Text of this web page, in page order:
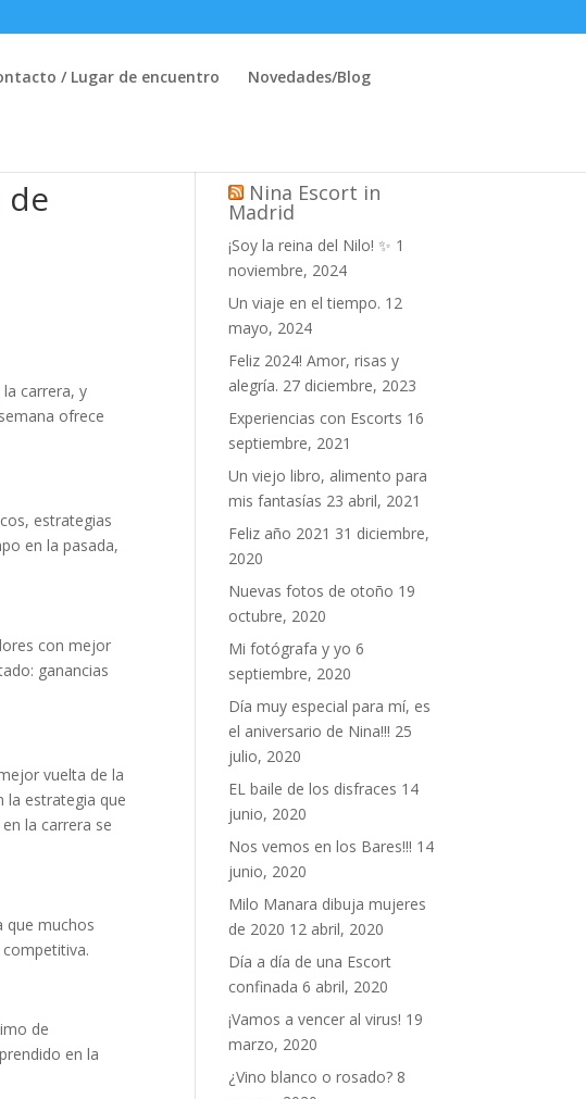
/ Lugar de encuentro Novedades/Blog
de
carrera, y
ofrece
estrategias
en la pasada,
con mejor
ganancias
vuelta de la
la estrategia que
la carrera se
que muchos
de
en la
Nina Escort in
Madrid
¡Soy la reina del Nilo! ✨ 1
noviembre, 2024
Un viaje en el tiempo. 12
mayo, 2024
Feliz 2024! Amor, risas y
alegría. 27 diciembre, 2023
Experiencias con Escorts 16
septiembre, 2021
Un viejo libro, alimento para
mis fantasías 23 abril, 2021
Feliz año 2021 31 diciembre,
2020
Nuevas fotos de otoño 19
octubre, 2020
Mi fotógrafa y yo 6
septiembre, 2020
Día muy especial para mí, es
el aniversario de Nina!!! 25
julio, 2020
EL baile de los disfraces 14
junio, 2020
Nos vemos en los Bares!!! 14
junio, 2020
Milo Manara dibuja mujeres
de 2020 12 abril, 2020
Día a día de una Escort
confinada 6 abril, 2020
¡Vamos a vencer al virus! 19
marzo, 2020
¿Vino blanco o rosado? 8